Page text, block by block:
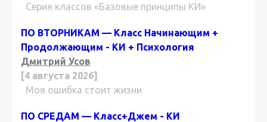
Серия классов «Базовые принципы КИ»
ПО ВТОРНИКАМ — Класс Начинающим +
Продолжающим - КИ + Психология
Дмитрий Усов
[4 августа 2026]
Моя ошибка стоит жизни
ПО СРЕДАМ — Класс+Джем - КИ